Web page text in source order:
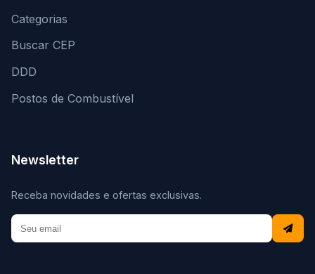
Categorias
Buscar CEP
DDD
Postos de Combustível
Newsletter
Receba novidades e ofertas exclusivas.